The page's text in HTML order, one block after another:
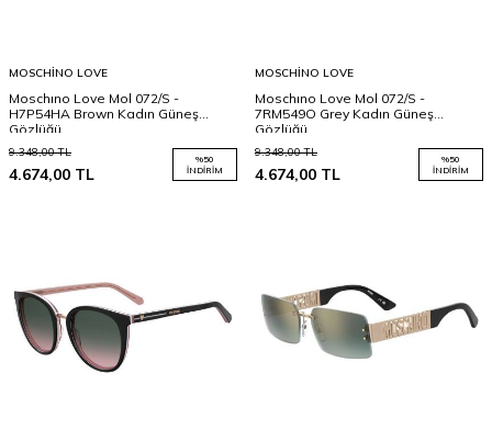
MOSCHINO LOVE
Moschıno Love Mol 072/S -
H7P54HA Brown Kadın Güneş
Gözlüğü
9.348,00TL
4.674,00 TL
%50
İNDIRIM
MOSCHINO LOVE
Moschıno Love Mol 072/S -
7RM549O Grey Kadın Güneş
Gözlüğü
9.348,00TL
4.674,00 TL
%50
İNDIRIM